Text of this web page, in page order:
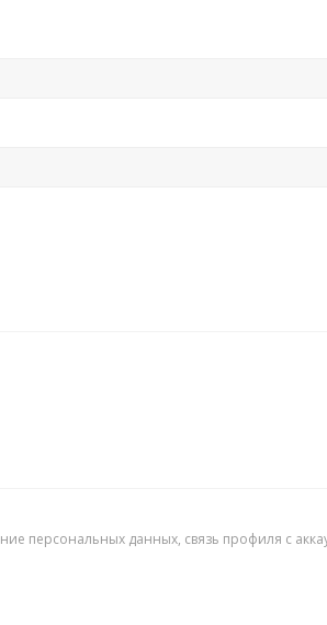
персональных данных, связь профиля с